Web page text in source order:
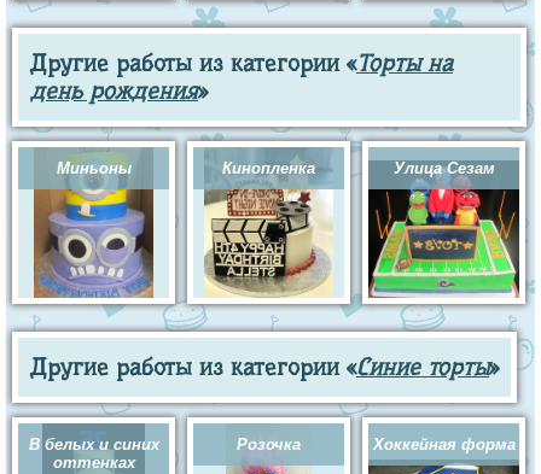
Другие работы из категории «Торты на
день рождения»
Миньоны Кинопленка Улица Сезам
Другие работы из категории «Синие торты»
В белых и синих
оттенках
Розочка Хоккейная форма